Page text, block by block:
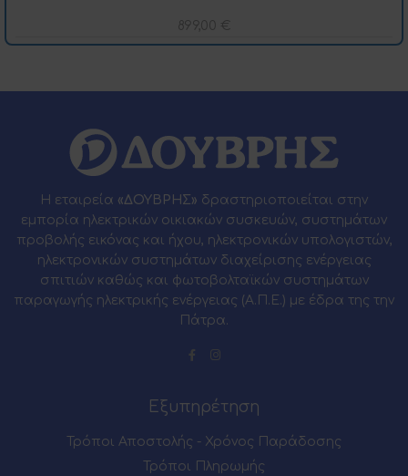
899,00 €
Η εταιρεία «ΔΟΥΒΡΗΣ» δραστηριοποιείται στην
εμπορία ηλεκτρικών οικιακών συσκευών, συστημάτων
προβολής εικόνας και ήχου, ηλεκτρονικών υπολογιστών,
ηλεκτρονικών συστημάτων διαχείρισης ενέργειας
σπιτιών καθώς και φωτοβολταϊκών συστημάτων
παραγωγής ηλεκτρικής ενέργειας (Α.Π.Ε.) με έδρα της την
Πάτρα.
Εξυπηρέτηση
Τρόποι Αποστολής - Χρόνος Παράδοσης
Τρόποι Πληρωμής